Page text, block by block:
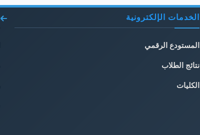
الخدمات الإلكترونية
المستودع الرقمي
نتائج الطلاب
الكليات